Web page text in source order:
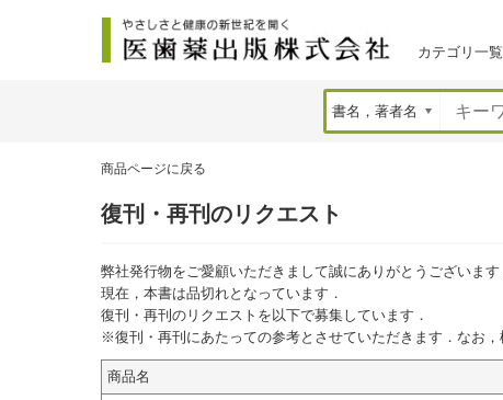
カテゴリ一覧
商品ページに戻る
復刊・再刊のリクエスト
弊社発行物をご愛顧いただきまして誠にありがとうございます
現在，本書は品切れとなっています．
復刊・再刊のリクエストを以下で募集しています．
※復刊・再刊にあたっての参考とさせていただきます．なお
商品名